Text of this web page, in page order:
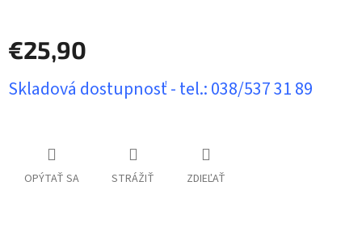
€25,90
cena:
Skladová dostupnosť - tel.: 038/537 31 89
OPÝTAŤ SA STRÁŽIŤ ZDIEĽAŤ